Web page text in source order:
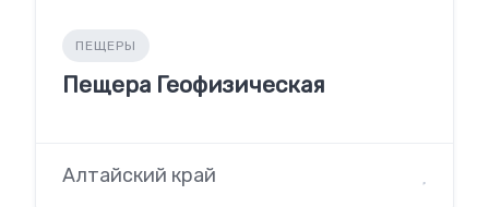
ПЕЩЕРЫ
Пещера Геофизическая
Алтайский край